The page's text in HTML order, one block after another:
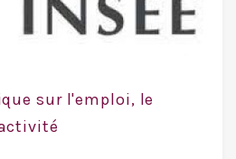
sur l'emploi, le